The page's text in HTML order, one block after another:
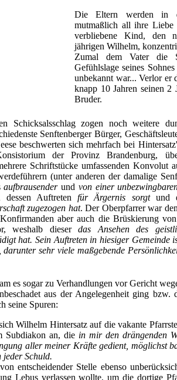
Die Eltern werden in
mutmaßlich all ihre Liebe
verbliebene Kind, den
jährigen Wilhelm,
Zumal dem Vater die
Gefühlslage seines
unbekannt war... Verlor er
knapp 10 Jahren seinen 2
Bruder.
Schicksalsschlag zogen noch weitere
Senftenberger Bürger,
beschwerten sich mehrfach bei
der Provinz Brandenburg,
Schriftstücke umfassenden Konvolut
(unter anderen der damalige
aufbrausenderund von einer
dessen Auftretenfür Ärgernis sorgtund
zugezogen hat. Der Oberpfarrer war
aber auch die Brüskierung
weshalb dieserdas Ansehen des
hat. Sein Auftreten in hiesiger Gemeinde
darunter sehr viele maßgebende
es sogar zu Verhandlungen vor Gericht
aus der Angelegenheit ging
seine Spuren:
Wilhelm Hintersatz auf die vakante
Subdiakon an, die in mir den drängenden
aller meiner Kräfte gedient, möglichst
Schuld.
entscheidender Stelle ebenso
Lebus verlassen wollte, um die dortige